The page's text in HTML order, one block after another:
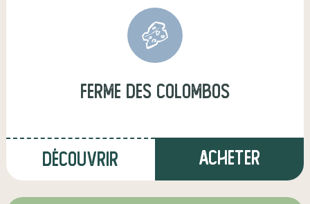
ferme des colombos
Découvrir Acheter